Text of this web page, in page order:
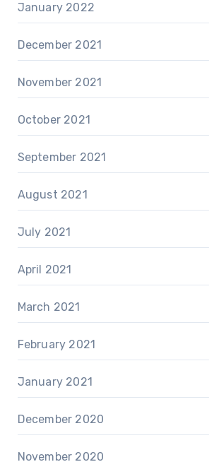
January 2022
December 2021
November 2021
October 2021
September 2021
August 2021
July 2021
April 2021
March 2021
February 2021
January 2021
December 2020
November 2020